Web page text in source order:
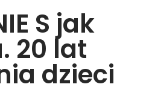
S jak
20 lat
dzieci